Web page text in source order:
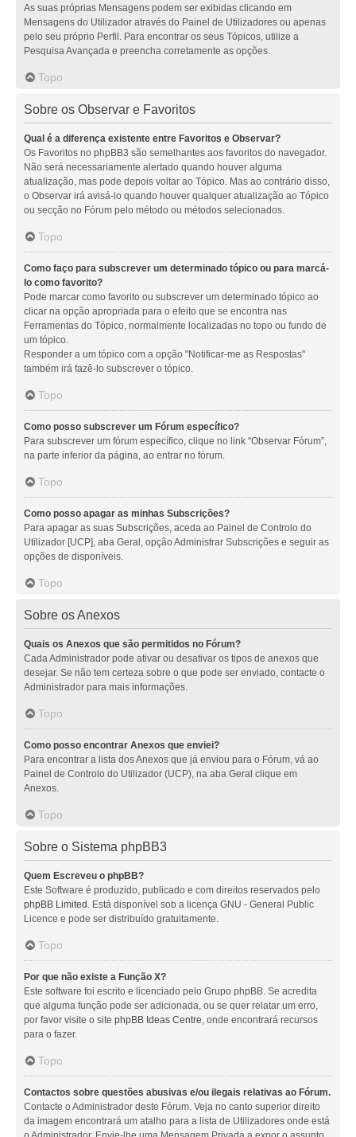
As suas próprias Mensagens podem ser exibidas clicando em
Mensagens do Utilizador através do Painel de Utilizadores ou apenas
pelo seu próprio Perfil. Para encontrar os seus Tópicos, utilize a
Pesquisa Avançada e preencha corretamente as opções.
Topo
Sobre os Observar e Favoritos
Qual é a diferença existente entre Favoritos e Observar?
Os Favoritos no phpBB3 são semelhantes aos favoritos do navegador.
Não será necessariamente alertado quando houver alguma
atualização, mas pode depois voltar ao Tópico. Mas ao contrário disso,
o Observar irá avisá-lo quando houver qualquer atualização ao Tópico
ou secção no Fórum pelo método ou métodos selecionados.
Topo
Como faço para subscrever um determinado tópico ou para marcá-
lo como favorito?
Pode marcar como favorito ou subscrever um determinado tópico ao
clicar na opção apropriada para o efeito que se encontra nas
Ferramentas do Tópico, normalmente localizadas no topo ou fundo de
um tópico.
Responder a um tópico com a opção "Notificar-me as Respostas"
também irá fazê-lo subscrever o tópico.
Topo
Como posso subscrever um Fórum específico?
Para subscrever um fórum específico, clique no link “Observar Fórum”,
na parte inferior da página, ao entrar no fórum.
Topo
Como posso apagar as minhas Subscrições?
Para apagar as suas Subscrições, aceda ao Painel de Controlo do
Utilizador [UCP], aba Geral, opção Administrar Subscrições e seguir as
opções de disponíveis.
Topo
Sobre os Anexos
Quais os Anexos que são permitidos no Fórum?
Cada Administrador pode ativar ou desativar os tipos de anexos que
desejar. Se não tem certeza sobre o que pode ser enviado, contacte o
Administrador para mais informações.
Topo
Como posso encontrar Anexos que enviei?
Para encontrar a lista dos Anexos que já enviou para o Fórum, vá ao
Painel de Controlo do Utilizador (UCP), na aba Geral clique em
Anexos.
Topo
Sobre o Sistema phpBB3
Quem Escreveu o phpBB?
Este Software é produzido, publicado e com direitos reservados pelo
phpBB Limited. Está disponível sob a licença GNU - General Public
Licence e pode ser distribuído gratuitamente.
Topo
Por que não existe a Função X?
Este software foi escrito e licenciado pelo Grupo phpBB. Se acredita
que alguma função pode ser adicionada, ou se quer relatar um erro,
por favor visite o site phpBB Ideas Centre, onde encontrará recursos
para o fazer.
Topo
Contactos sobre questões abusivas e/ou ilegais relativas ao Fórum.
Contacte o Administrador deste Fórum. Veja no canto superior direito
da imagem encontrará um atalho para a lista de Utilizadores onde está